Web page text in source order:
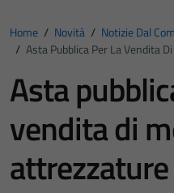
Home / Novità / Notizie Dal
/ Asta Pubblica Per La Vendita
Asta
vendita di